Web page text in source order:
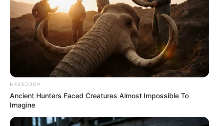
NEXSCOOP
Ancient Hunters Faced Creatures Almost Impossible To
Imagine